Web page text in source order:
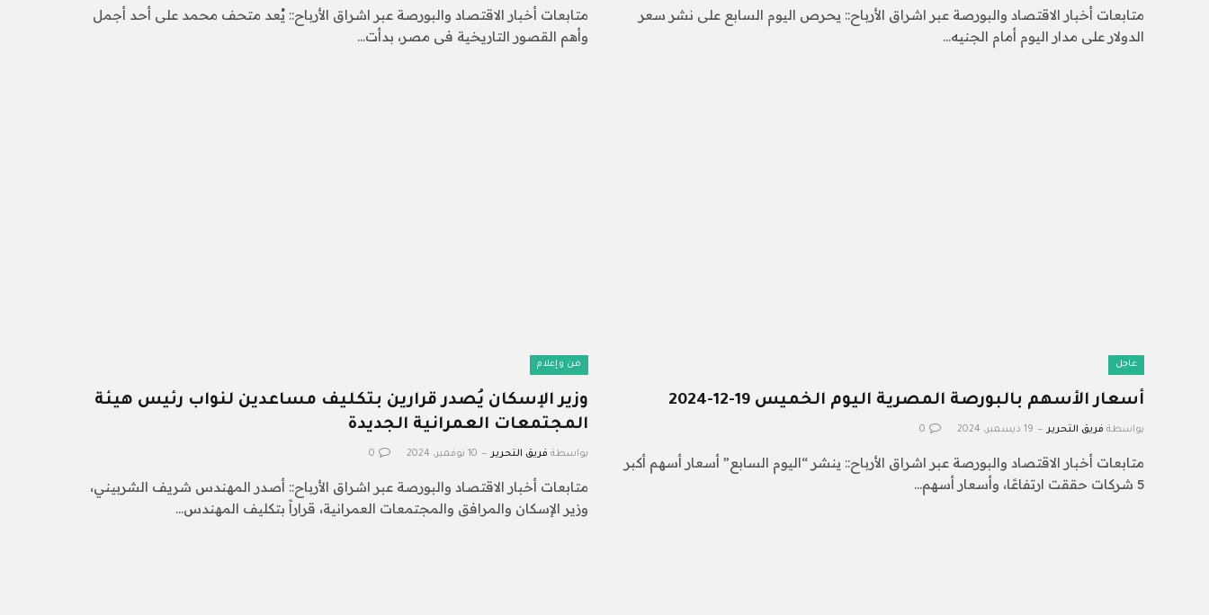
متابعات أخبار الاقتصاد والبورصة عبر اشراق الأرباح:: يحرص اليوم السابع على نشر سعر
الدولار على مدار اليوم أمام الجنيه…
متابعات أخبار الاقتصاد والبورصة عبر اشراق الأرباح:: يُعد متحف محمد على أحد أجمل
وأهم القصور التاريخية فى مصر، بدأت…
عاجل
أسعار الأسهم بالبورصة المصرية اليوم الخميس 19-12-2024
بواسطة فريق التحرير 19 ديسمبر، 2024 0
متابعات أخبار الاقتصاد والبورصة عبر اشراق الأرباح:: ينشر “اليوم السابع” أسعار أسهم أكبر
5 شركات حققت ارتفاعًا، وأسعار أسهم…
فن وإعلام
وزير الإسكان يُصدر قرارين بتكليف مساعدين لنواب رئيس هيئة
المجتمعات العمرانية الجديدة
بواسطة فريق التحرير 10 نوفمبر، 2024 0
متابعات أخبار الاقتصاد والبورصة عبر اشراق الأرباح:: أصدر المهندس شريف الشربيني،
وزير الإسكان والمرافق والمجتمعات العمرانية، قراراً بتكليف المهندس…